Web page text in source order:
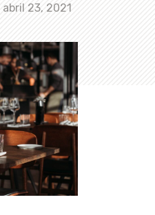
abril 23, 2021